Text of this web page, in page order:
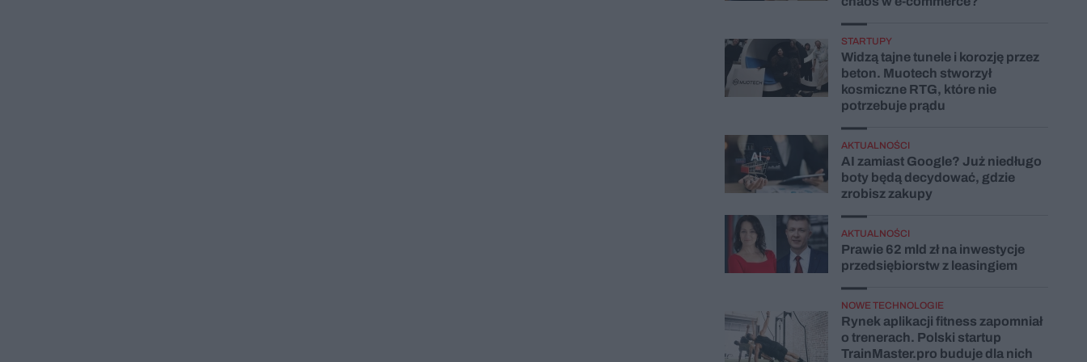
STARTUPY
Widzą tajne tunele i korozję przez
beton. Muotech stworzył
kosmiczne RTG, które nie
potrzebuje prądu
AKTUALNOŚCI
AI zamiast Google? Już niedługo
boty będą decydować, gdzie
zrobisz zakupy
AKTUALNOŚCI
Prawie 62 mld zł na inwestycje
przedsiębiorstw z leasingiem
NOWE TECHNOLOGIE
Rynek aplikacji fitness zapomniał
o trenerach. Polski startup
TrainMaster.pro buduje dla nich